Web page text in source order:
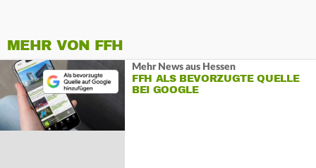
MEHR VON FFH
Mehr News aus Hessen
FFH ALS BEVORZUGTE QUELLE
BEI GOOGLE